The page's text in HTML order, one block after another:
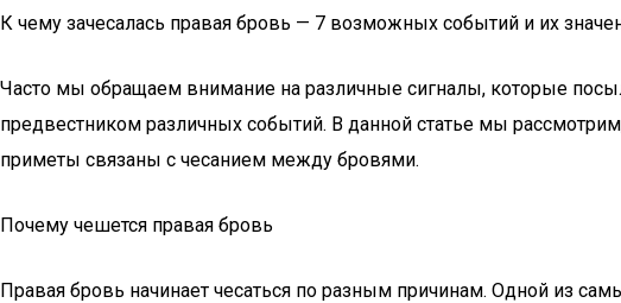
К чему зачесалась правая бровь — 7 возможных событий и их
Часто мы обращаем внимание на различные сигналы, которые
предвестником различных событий. В данной статье мы
приметы связаны с чесанием между бровями.
Почему чешется правая бровь
Правая бровь начинает чесаться по разным причинам. Одной из